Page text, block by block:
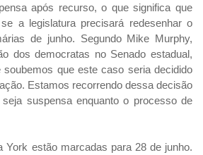
após recurso, o que significa que
a legislatura precisará redesenhar o
de junho. Segundo Mike Murphy,
dos democratas no Senado estadual,
soubemos que este caso seria decidido
Estamos recorrendo dessa decisão
suspensa enquanto o processo de
York estão marcadas para 28 de junho.